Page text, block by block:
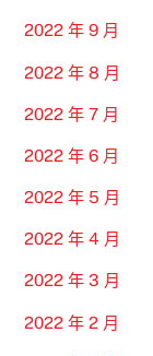
2022 年 9 月
2022 年 8 月
2022 年 7 月
2022 年 6 月
2022 年 5 月
2022 年 4 月
2022 年 3 月
2022 年 2 月